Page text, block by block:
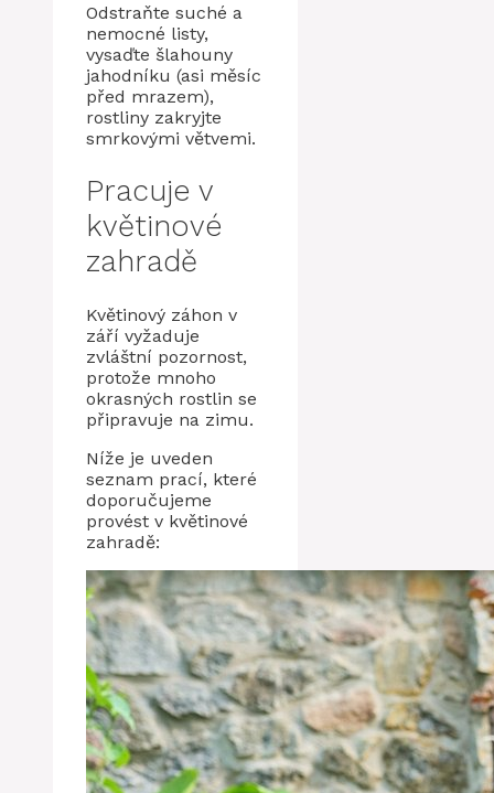
Odstraňte suché a
nemocné listy,
vysaďte šlahouny
jahodníku (asi měsíc
před mrazem),
rostliny zakryjte
smrkovými větvemi.
Pracuje v
květinové
zahradě
Květinový záhon v
září vyžaduje
zvláštní pozornost,
protože mnoho
okrasných rostlin se
připravuje na zimu.
Níže je uveden
seznam prací, které
doporučujeme
provést v květinové
zahradě: